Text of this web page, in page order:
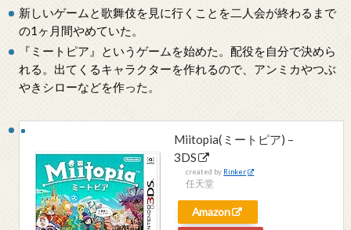
新しいゲームと歌舞伎を見に行くことを二人会が終わるまで
の1ヶ月間やめていた。
『ミートピア』というゲームを始めた。配役を自分で決めら
れる。出てくるキャラクターを作れるので、アンミカやつぶ
やきシローなどを作った。
Miitopia(ミートピア) –
3DS
created by Rinker
任天堂
Amazon